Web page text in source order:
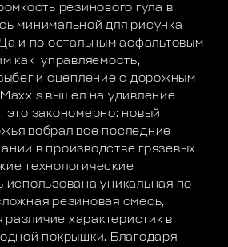
резинового гула в
минимальной для рисунка
и по остальным асфальтовым
как управляемость,
и сцепление с дорожным
вышел на удивление
это закономерно: новый
вобрал все последние
в производстве грязевых
технологические
использована уникальная по
резиновая смесь,
характеристик в
покрышки. Благодаря